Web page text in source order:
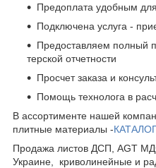
Предоплата удобным
Подключена услуга -
Предоставляем полный
терской отчетности
Просчет заказа и
Помощь технолога в
В ассортименте нашей
плитные материалы -
Продажа листов ДСП, AGT
Украине, криволинейные и